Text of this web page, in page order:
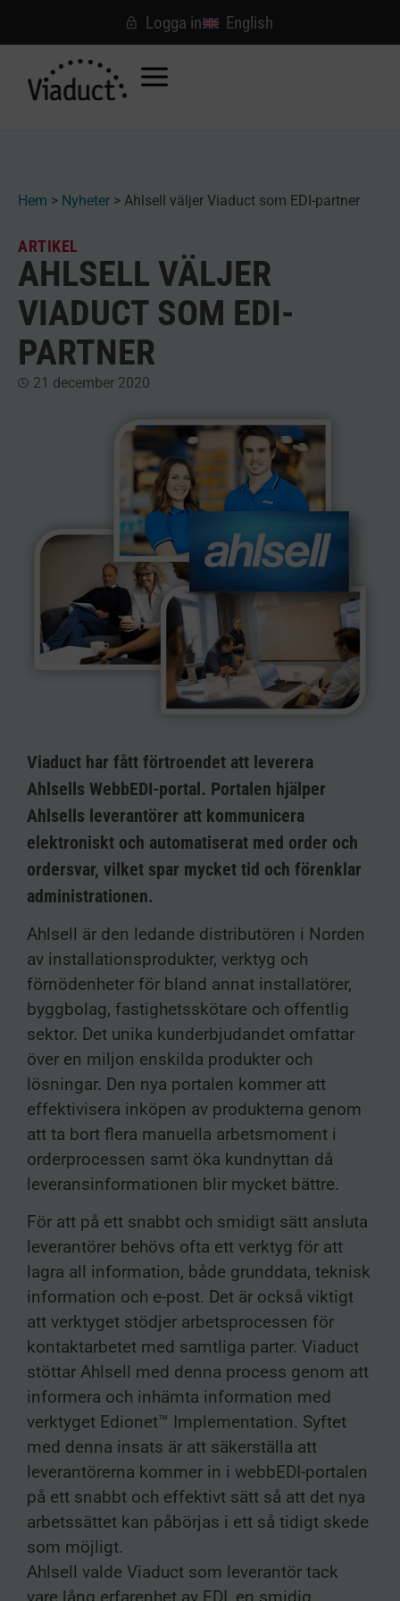
Logga in English
Hem > Nyheter > Ahlsell väljer Viaduct som EDI-partner
ARTIKEL
AHLSELL VÄLJER
VIADUCT SOM EDI-
PARTNER
21 december 2020
Viaduct har fått förtroendet att leverera
Ahlsells WebbEDI-portal. Portalen hjälper
Ahlsells leverantörer att kommunicera
elektroniskt och automatiserat med order och
ordersvar, vilket spar mycket tid och förenklar
administrationen.
Ahlsell är den ledande distributören i Norden
av installationsprodukter, verktyg och
förnödenheter för bland annat installatörer,
byggbolag, fastighetsskötare och offentlig
sektor. Det unika kunderbjudandet omfattar
över en miljon enskilda produkter och
lösningar. Den nya portalen kommer att
effektivisera inköpen av produkterna genom
att ta bort flera manuella arbetsmoment i
orderprocessen samt öka kundnyttan då
leveransinformationen blir mycket bättre.
För att på ett snabbt och smidigt sätt ansluta
leverantörer behövs ofta ett verktyg för att
lagra all information, både grunddata, teknisk
information och e-post. Det är också viktigt
att verktyget stödjer arbetsprocessen för
kontaktarbetet med samtliga parter. Viaduct
stöttar Ahlsell med denna process genom att
informera och inhämta information med
verktyget Edionet™ Implementation. Syftet
med denna insats är att säkerställa att
leverantörerna kommer in i webbEDI-portalen
på ett snabbt och effektivt sätt så att det nya
arbetssättet kan påbörjas i ett så tidigt skede
som möjligt.
Ahlsell valde Viaduct som leverantör tack